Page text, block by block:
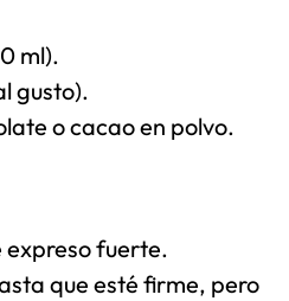
ml).
gusto).
o cacao en polvo.
expreso fuerte.
que esté firme, pero